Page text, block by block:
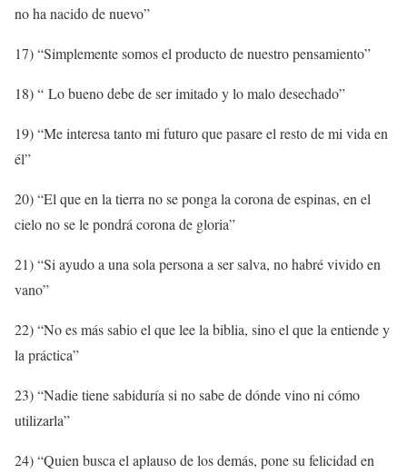
no ha nacido de nuevo”
17) “Simplemente somos el producto de nuestro pensamiento”
18) “ Lo bueno debe de ser imitado y lo malo desechado”
19) “Me interesa tanto mi futuro que pasare el resto de mi vida en
él”
20) “El que en la tierra no se ponga la corona de espinas, en el
cielo no se le pondrá corona de gloria”
21) “Si ayudo a una sola persona a ser salva, no habré vivido en
vano”
22) “No es más sabio el que lee la biblia, sino el que la entiende y
la práctica”
23) “Nadie tiene sabiduría si no sabe de dónde vino ni cómo
utilizarla”
24) “Quien busca el aplauso de los demás, pone su felicidad en